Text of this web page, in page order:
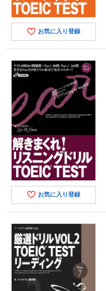
お気に入り登録
お気に入り登録